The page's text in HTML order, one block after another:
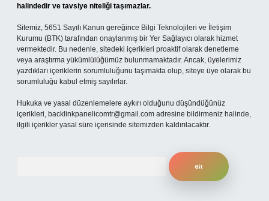
halindedir ve tavsiye niteliği taşımazlar.
Sitemiz, 5651 Sayılı Kanun gereğince Bilgi Teknolojileri ve İletişim
Kurumu (BTK) tarafından onaylanmış bir Yer Sağlayıcı olarak hizmet
vermektedir. Bu nedenle, sitedeki içerikleri proaktif olarak denetleme
veya araştırma yükümlülüğümüz bulunmamaktadır. Ancak, üyelerimiz
yazdıkları içeriklerin sorumluluğunu taşımakta olup, siteye üye olarak bu
sorumluluğu kabul etmiş sayılırlar.
Hukuka ve yasal düzenlemelere aykırı olduğunu düşündüğünüz
içerikleri, backlinkpanelicomtr@gmail.com adresine bildirmeniz halinde,
ilgili içerikler yasal süre içerisinde sitemizden kaldırılacaktır.